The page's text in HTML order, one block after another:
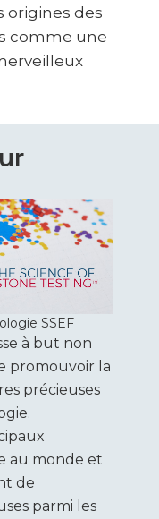
origines des
comme une
SSEF
à but non
promouvoir la
précieuses
au monde et
de
parmi les